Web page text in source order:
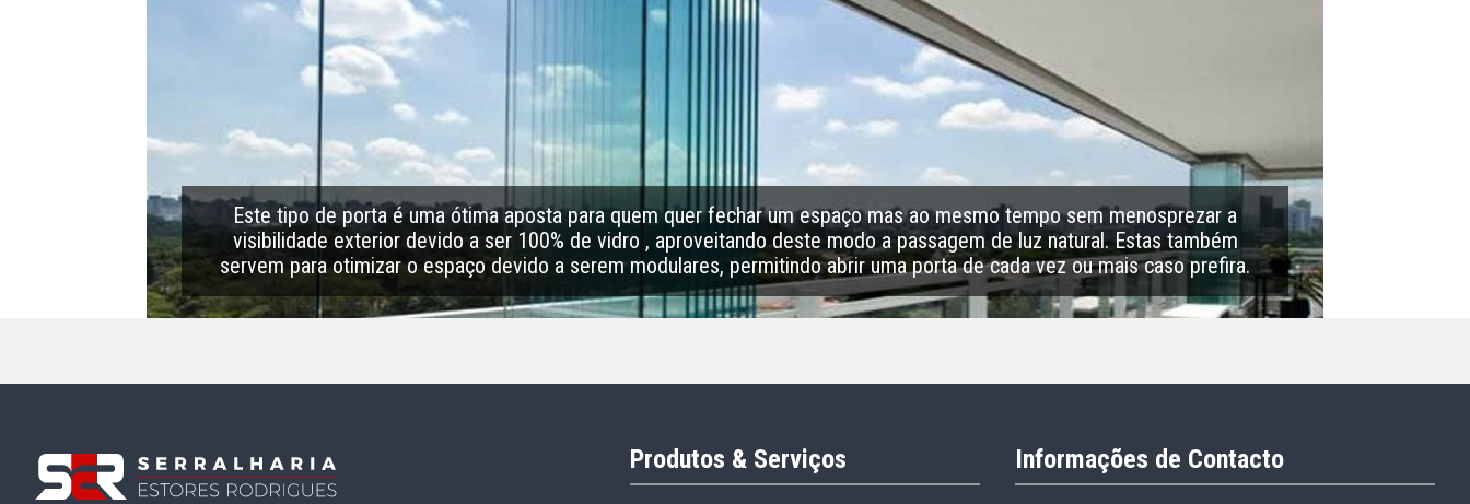
Este tipo de porta é uma ótima aposta para quem quer fechar um espaço mas ao mesmo tempo sem menosprezar a
visibilidade exterior devido a ser 100% de vidro , aproveitando deste modo a passagem de luz natural. Estas também
servem para otimizar o espaço devido a serem modulares, permitindo abrir uma porta de cada vez ou mais caso prefira.
Produtos & Serviços Informações de Contacto